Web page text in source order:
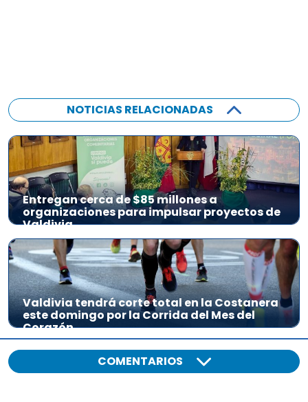
NOTICIAS RELACIONADAS
Entregan cerca de $85 millones a
organizaciones para impulsar proyectos de
Valdivia
Valdivia tendrá corte total en la Costanera
este domingo por la Corrida del Mes del
Corazón
COMENTARIOS